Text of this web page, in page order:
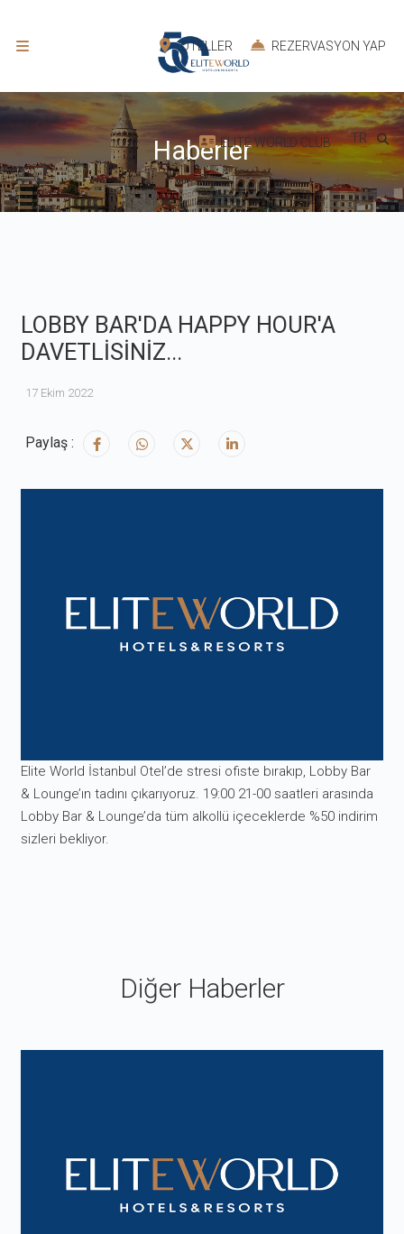
OTELLER REZERVASYON YAP
ELITE WORLD CLUB TR
Haberler
LOBBY BAR'DA HAPPY HOUR'A
DAVETLİSİNİZ...
17 Ekim 2022
Paylaş :
Elite World İstanbul Otel’de stresi ofiste bırakıp, Lobby Bar
& Lounge’ın tadını çıkarıyoruz. 19:00 21-00 saatleri arasında
Lobby Bar & Lounge’da tüm alkollü içeceklerde %50 indirim
sizleri bekliyor.
Diğer Haberler